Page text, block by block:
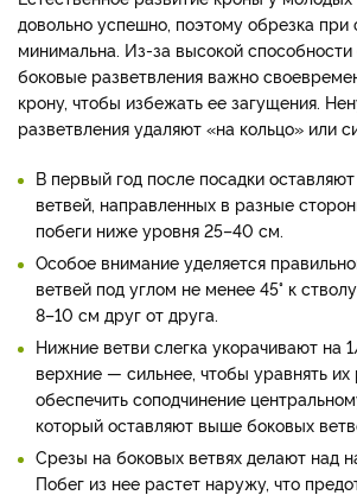
довольно успешно, поэтому обрезка
минимальна. Из-за высокой
боковые разветвления важно
крону, чтобы избежать ее загущения.
разветвления удаляют «на кольцо» или
В первый год после посадки
ветвей, направленных в разные
побеги ниже уровня 25–40 см.
Особое внимание уделяется
ветвей под углом не менее 45° к
8–10 см друг от друга.
Нижние ветви слегка укорачивают на
верхние — сильнее, чтобы уравнять их
обеспечить соподчинение
который оставляют выше боковых
Срезы на боковых ветвях делают над
Побег из нее растет наружу, что